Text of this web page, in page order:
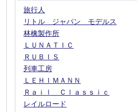
旅行人
リトル ジャパン モデルス
林檎製作所
ＬＵＮＡＴＩＣ
ＲＵＢＩＳ
列車工房
ＬＥＨＩＭＡＮＮ
Ｒａｉｌ Ｃｌａｓｓｉｃ
レイルロード